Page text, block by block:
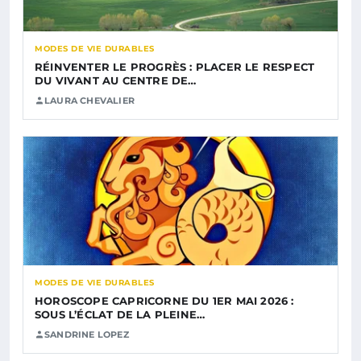
MODES DE VIE DURABLES
RÉINVENTER LE PROGRÈS : PLACER LE RESPECT
DU VIVANT AU CENTRE DE…
LAURA CHEVALIER
MODES DE VIE DURABLES
HOROSCOPE CAPRICORNE DU 1ER MAI 2026 :
SOUS L’ÉCLAT DE LA PLEINE…
SANDRINE LOPEZ